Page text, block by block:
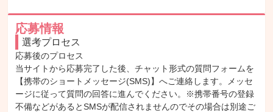
応募情報
選考プロセス
応募後のプロセス
当サイトから応募完了した後、チャット形式の質問フォームを
【携帯のショートメッセージ(SMS)】へご連絡します。メッセ
ージに従って質問の回答に進んでください。※携帯番号の登録
不備などがあるとSMSが配信されませんのでその場合は別途ご